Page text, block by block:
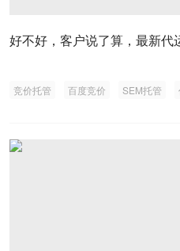
好不好，客户说了算，最新代
竞价托管 百度竞价 SEM托管